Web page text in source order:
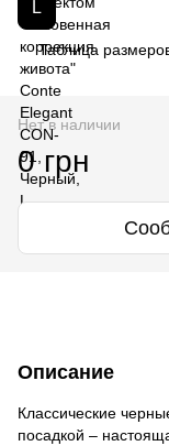
L
Таблица
Нет в наличии
0 грн
Описание
Классические
посадкой –